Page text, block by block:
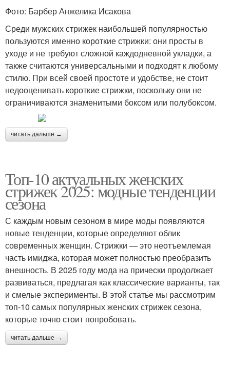
Фото: Барбер Анжелика Исакова
Среди мужских стрижек наибольшей популярностью
пользуются именно короткие стрижки: они просты в
уходе и не требуют сложной каждодневной укладки, а
также считаются универсальными и подходят к любому
стилю. При всей своей простоте и удобстве, не стоит
недооценивать короткие стрижки, поскольку они не
ограничиваются знаменитыми боксом или полубоксом.
читать дальше →
Топ-10 актуальных женских
стрижек 2025: модные тенденции
сезона
С каждым новым сезоном в мире моды появляются
новые тенденции, которые определяют облик
современных женщин. Стрижки — это неотъемлемая
часть имиджа, которая может полностью преобразить
внешность. В 2025 году мода на прически продолжает
развиваться, предлагая как классические варианты, так
и смелые эксперименты. В этой статье мы рассмотрим
топ-10 самых популярных женских стрижек сезона,
которые точно стоит попробовать.
читать дальше →